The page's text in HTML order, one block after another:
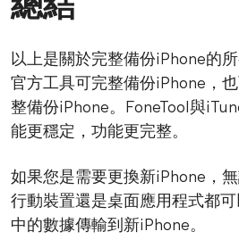
總結
以上是關於完整備份iPhone的
官方工具可完整備份iPhone，
整備份iPhone。FoneTool與
能更穩定，功能更完整。
如果您是需要更換新iPhone，
行動裝置還是桌面應用程式都
中的數據傳輸到新iPhone。